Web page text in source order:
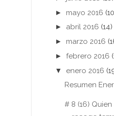
► mayo 2016
► abril 2016 (14)
► marzo 2016
► febrero 2016
▼ enero 2016
Resumen
# 8 (16)